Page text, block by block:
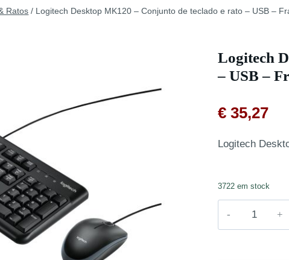
Ratos / Logitech Desktop MK120 – Conjunto de teclado e rato – USB –
Logitech
– USB –
€ 35,27
Logitech
3722 em stock